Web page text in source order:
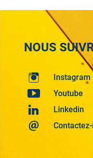
NOUS
Instagram
Youtube
Linkedin